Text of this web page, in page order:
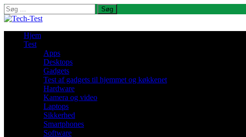
Søg
efter:
Hjem
Test
Apps
Desktops
Gadgets
Test af gadgets til hjemmet og køkkenet
Hardware
Kamera og video
Laptops
Sikkerhed
Smartphones
Software